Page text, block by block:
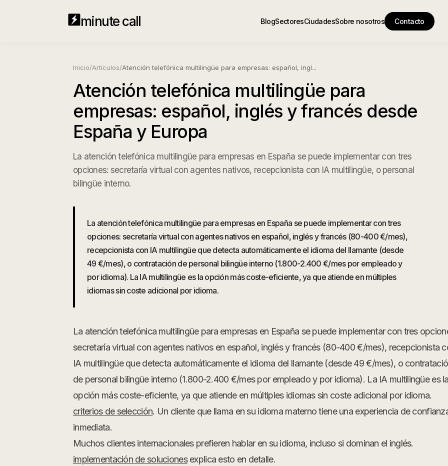
minute call BlogSectoresCiudadesSobre nosotros Contacto
Inicio/Artículos/Atención telefónica multilingüe para empresas: español, ingl...
Atención telefónica multilingüe para
empresas: español, inglés y francés desde
España y Europa
La atención telefónica multilingüe para empresas en España se puede implementar con tres
opciones: secretaría virtual con agentes nativos, recepcionista con IA multilingüe, o personal
bilingüe interno.
La atención telefónica multilingüe para empresas en España se puede implementar con tres
opciones: secretaría virtual con agentes nativos en español, inglés y francés (80-400 €/mes),
recepcionista con IA multilingüe que detecta automáticamente el idioma del llamante (desde
49 €/mes), o contratación de personal bilingüe interno (1.800-2.400 €/mes por empleado y
por idioma). La IA multilingüe es la opción más coste-eficiente, ya que atiende en múltiples
idiomas sin coste adicional por idioma.
La atención telefónica multilingüe para empresas en España se puede implementar con tres
secretaría virtual con agentes nativos en español, inglés y francés (80-400 €/mes), recepcionista
IA multilingüe que detecta automáticamente el idioma del llamante (desde 49 €/mes), o
de personal bilingüe interno (1.800-2.400 €/mes por empleado y por idioma). La IA multilingüe es
opción más coste-eficiente, ya que atiende en múltiples idiomas sin coste adicional por idioma.
criterios de selección. Un cliente que llama en su idioma materno tiene una experiencia de
inmediata.
Muchos clientes internacionales prefieren hablar en su idioma, incluso si dominan el inglés.
implementación de solucionesexplica esto en detalle.